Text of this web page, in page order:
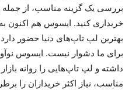
بررسی یک گزینه مناسب، از جمله
خریداری کنید. ایسوس هم اکنون
بهترین لپ تاپ‌های دنیا حضور
برای ما دشوار نیست. ایسوس
داشته و لپ تاپ‌هایی را روانه
مناسب، نیاز اکثر خریداران را